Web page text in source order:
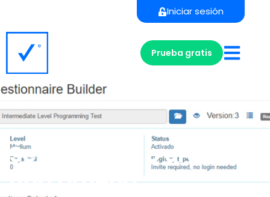
Iniciar sesión
Prueba gratis
Seleccionar o crear
una prueba